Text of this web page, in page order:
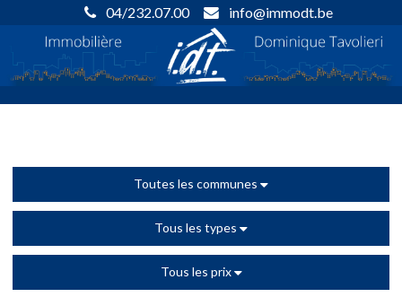
04/232.07.00 info@immodt.be
Toutes les communes
Tous les types
Tous les prix